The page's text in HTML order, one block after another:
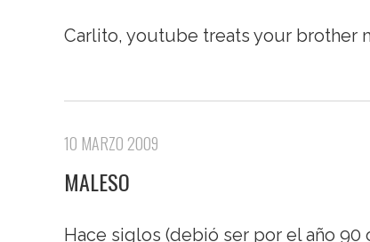
Carlito, youtube treats your brother
10 MARZO 2009
MALESO
Hace siglos (debió ser por el año 90